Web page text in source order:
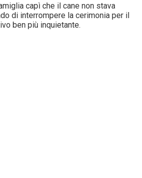
capì che il cane non stava
di interrompere la cerimonia per il
ben più inquietante.